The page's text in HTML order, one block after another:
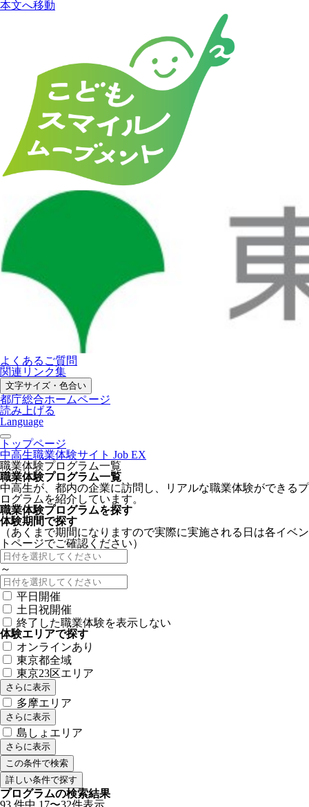
本文へ移動
よくあるご質問
関連リンク集
文字サイズ・色合い
都庁総合ホームページ
読み上げる
Language
トップページ
中高生職業体験サイト Job EX
職業体験プログラム一覧
職業体験プログラム一覧
中高生が、都内の企業に訪問し、リアルな職業体験ができるプ
ログラムを紹介しています。
職業体験プログラムを探す
体験期間で探す
（あくまで期間になりますので実際に実施される日は各イベン
トページでご確認ください）
～
平日開催
土日祝開催
終了した職業体験を表示しない
体験エリアで探す
オンラインあり
東京都全域
東京23区エリア
さらに表示
多摩エリア
さらに表示
島しょエリア
さらに表示
詳しい条件で探す
プログラムの検索結果
93 件中 17〜32件表示